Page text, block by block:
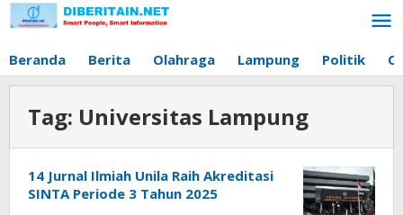
Lewati
ke
Beranda Berita Olahraga Lampung Politik
Tag: Universitas Lampung
14 Jurnal Ilmiah Unila Raih Akreditasi
SINTA Periode 3 Tahun 2025